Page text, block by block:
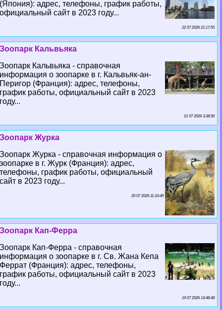
(Япония): адрес, телефоны, график работы,
официальный сайт в 2023 году...
22 07 2026 21:17:55
Зоопарк Кальвьяка
Зоопарк Кальвьяка - справочная
информация о зоопарке в г. Кальвьяк-ан-
Перигор (Франция): адрес, телефоны,
график работы, официальный сайт в 2023
году...
21 07 2026 3:38:56
Зоопарк Журка
Зоопарк Журка - справочная информация о
зоопарке в г. Журк (Франция): адрес,
телефоны, график работы, официальный
сайт в 2023 году...
20 07 2026 11:33:49
Зоопарк Кап-Ферра
Зоопарк Кап-Ферра - справочная
информация о зоопарке в г. Св. Жана Кепа
Феррат (Франция): адрес, телефоны,
график работы, официальный сайт в 2023
году...
19 07 2026 14:48:48